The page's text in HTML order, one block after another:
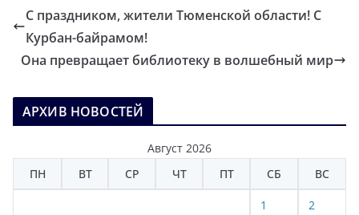
С праздником, жители Тюменской области! С
Курбан-байрамом!
Она превращает библиотеку в волшебный мир
АРХИВ НОВОСТЕЙ
Август 2026
ПН
ВТ СР ЧТ ПТ СБ ВС
1 2